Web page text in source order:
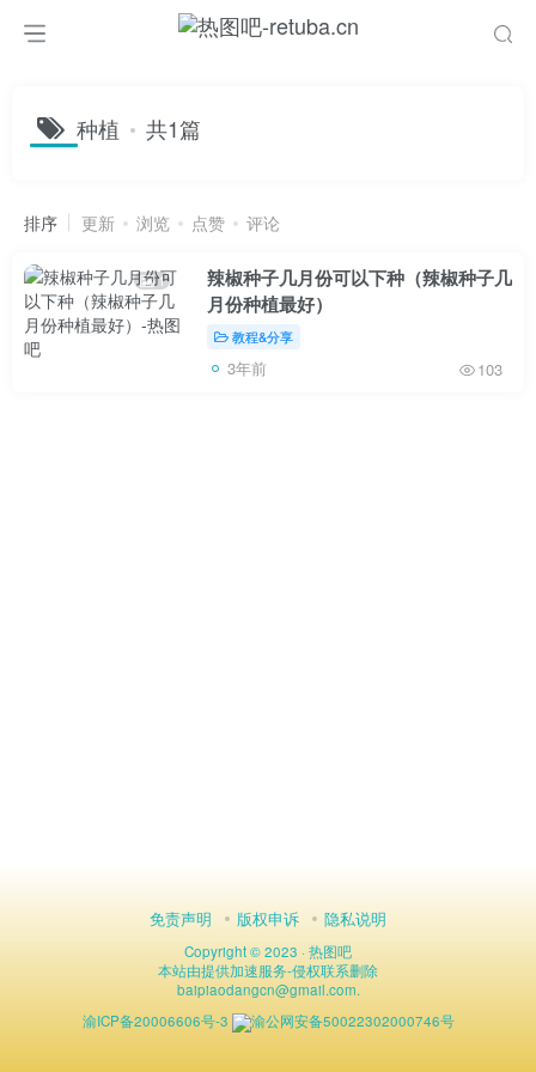
种植 共1篇
排序 更新 浏览 点赞 评论
1
辣椒种子几月份可以下种（辣椒种子几
月份种植最好）
教程&分享
3年前 103
免责声明 版权申诉 隐私说明
Copyright © 2023 ·热图吧
本站由提供加速服务-侵权联系删除
baipiaodangcn@gmail.com.
渝ICP备20006606号-3
渝公网安备50022302000746号